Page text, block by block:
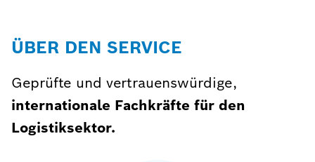
ÜBER DEN SERVICE
Geprüfte und vertrauenswürdige,
internationale Fachkräfte für den
Logistiksektor.